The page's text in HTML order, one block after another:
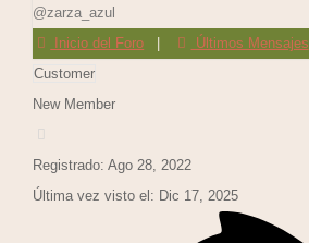
@zarza_azul
Inicio del Foro
Últimos Mensajes
Customer
New Member
Registrado: Ago 28, 2022
Última vez visto el: Dic 17, 2025